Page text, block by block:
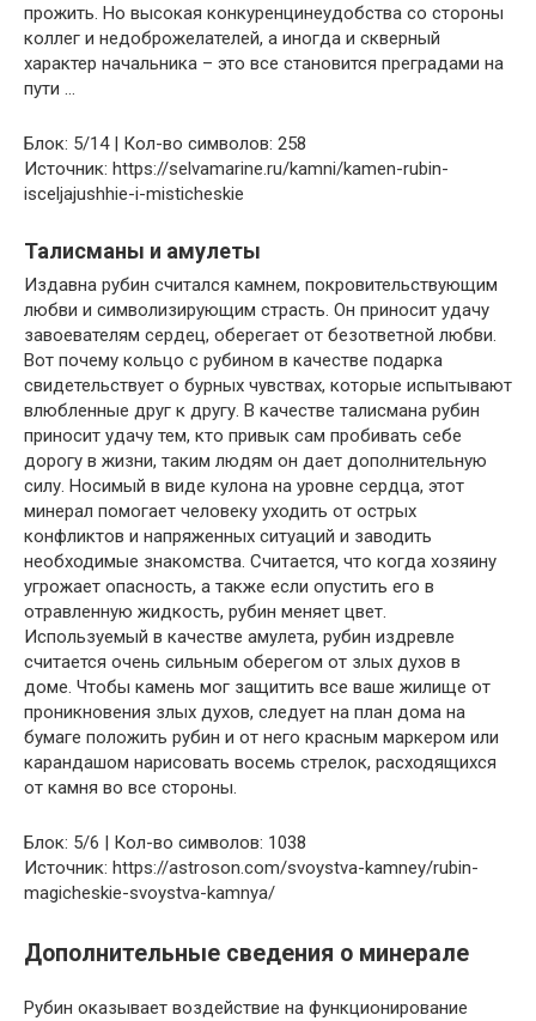
прожить. Но высокая конкуренцинеудобства со стороны
коллег и недоброжелателей, а иногда и скверный
характер начальника – это все становится преградами на
пути …
Блок: 5/14 | Кол-во символов: 258
Источник: https://selvamarine.ru/kamni/kamen-rubin-
isceljajushhie-i-misticheskie
Талисманы и амулеты
Издавна рубин считался камнем, покровительствующим
любви и символизирующим страсть. Он приносит удачу
завоевателям сердец, оберегает от безответной любви.
Вот почему кольцо с рубином в качестве подарка
свидетельствует о бурных чувствах, которые испытывают
влюбленные друг к другу. В качестве талисмана рубин
приносит удачу тем, кто привык сам пробивать себе
дорогу в жизни, таким людям он дает дополнительную
силу. Носимый в виде кулона на уровне сердца, этот
минерал помогает человеку уходить от острых
конфликтов и напряженных ситуаций и заводить
необходимые знакомства. Считается, что когда хозяину
угрожает опасность, а также если опустить его в
отравленную жидкость, рубин меняет цвет.
Используемый в качестве амулета, рубин издревле
считается очень сильным оберегом от злых духов в
доме. Чтобы камень мог защитить все ваше жилище от
проникновения злых духов, следует на план дома на
бумаге положить рубин и от него красным маркером или
карандашом нарисовать восемь стрелок, расходящихся
от камня во все стороны.
Блок: 5/6 | Кол-во символов: 1038
Источник: https://astroson.com/svoystva-kamney/rubin-
magicheskie-svoystva-kamnya/
Дополнительные сведения о минерале
Рубин оказывает воздействие на функционирование